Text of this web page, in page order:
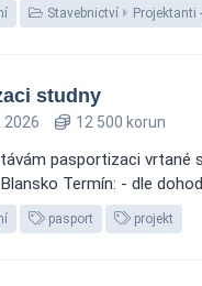
Stavebnictví Projektanti
studny
2026 12 500 korun
pasportizaci
Termín: - dle
pasport projekt